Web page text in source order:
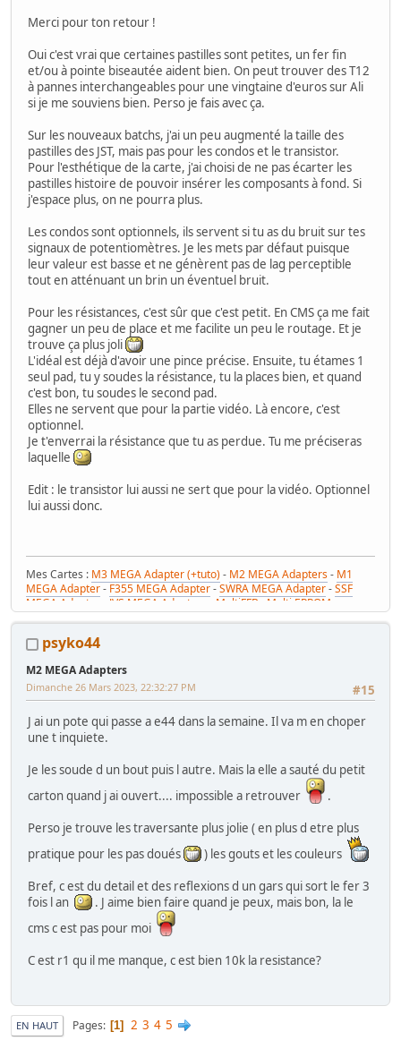
Merci pour ton retour !
Oui c'est vrai que certaines pastilles sont petites, un fer fin
et/ou à pointe biseautée aident bien. On peut trouver des T12
à pannes interchangeables pour une vingtaine d'euros sur Ali
si je me souviens bien. Perso je fais avec ça.
Sur les nouveaux batchs, j'ai un peu augmenté la taille des
pastilles des JST, mais pas pour les condos et le transistor.
Pour l'esthétique de la carte, j'ai choisi de ne pas écarter les
pastilles histoire de pouvoir insérer les composants à fond. Si
j'espace plus, on ne pourra plus.
Les condos sont optionnels, ils servent si tu as du bruit sur tes
signaux de potentiomètres. Je les mets par défaut puisque
leur valeur est basse et ne génèrent pas de lag perceptible
tout en atténuant un brin un éventuel bruit.
Pour les résistances, c'est sûr que c'est petit. En CMS ça me fait
gagner un peu de place et me facilite un peu le routage. Et je
trouve ça plus joli
L'idéal est déjà d'avoir une pince précise. Ensuite, tu étames 1
seul pad, tu y soudes la résistance, tu la places bien, et quand
c'est bon, tu soudes le second pad.
Elles ne servent que pour la partie vidéo. Là encore, c'est
optionnel.
Je t'enverrai la résistance que tu as perdue. Tu me préciseras
laquelle
Edit : le transistor lui aussi ne sert que pour la vidéo. Optionnel
lui aussi donc.
Mes Cartes : M3 MEGA Adapter (+tuto) - M2 MEGA Adapters- M1
MEGA Adapter- F355 MEGA Adapter-SWRA MEGA Adapter-SSF
MEGA Adapter
JVS MEGA Adapters
MultiFFB : Multi EPROM pour
Driveboard SEGA-M2toM3-Coin Tower Mini-VR Button Panel
RaceCab Multi sur Initial D
Mes WIP :Fast & Furious Super Bikes
Crisis 4 DX- Pole Position Upright
psyko44
M2 MEGA Adapters
#15
Dimanche 26 Mars 2023, 22:32:27 PM
J ai un pote qui passe a e44 dans la semaine. Il va m en choper
une t inquiete.
Je les soude d un bout puis l autre. Mais la elle a sauté du petit
carton quand j ai ouvert.... impossible a retrouver
.
Perso je trouve les traversante plus jolie ( en plus d etre plus
pratique pour les pas doués
) les gouts et les couleurs
Bref, c est du detail et des reflexions d un gars qui sort le fer 3
fois l an
. J aime bien faire quand je peux, mais bon, la le
cms c est pas pour moi
C est r1 qu il me manque, c est bien 10k la resistance?
EN HAUT Pages 1 2 3 4 5